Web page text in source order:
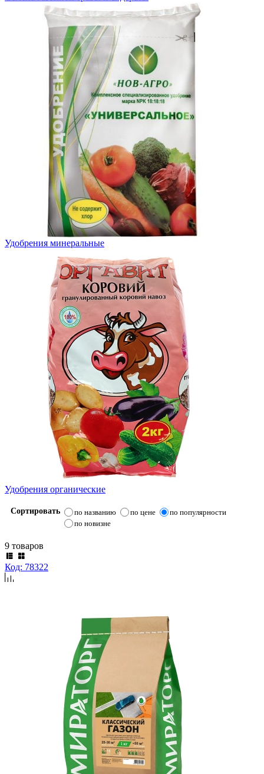
Удобрения минеральные
Удобрения органические
Сортировать по названию по цене
по популярности
по новизне
9 товаров
Код: 78322